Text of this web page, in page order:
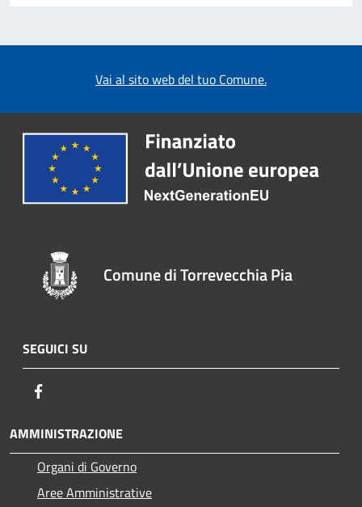
Vai al sito web del tuo Comune.
Comune di Torrevecchia Pia
SEGUICI SU
AMMINISTRAZIONE
Organi di Governo
Aree Amministrative